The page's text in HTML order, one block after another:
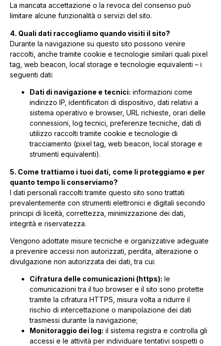
La mancata accettazione o la revoca del consenso può
limitare alcune funzionalità o servizi del sito.
4. Quali dati raccogliamo quando visiti il sito?
Durante la navigazione su questo sito possono venire
raccolti, anche tramite cookie e tecnologie similari quali pixel
tag, web beacon, local storage e tecnologie equivalenti – i
seguenti dati:
Dati di navigazione e tecnici: informazioni come
indirizzo IP, identificatori di dispositivo, dati relativi a
sistema operativo e browser, URL richieste, orari delle
connessioni, log tecnici, preferenze tecniche, dati di
utilizzo raccolti tramite cookie e tecnologie di
tracciamento (pixel tag, web beacon, local storage e
strumenti equivalenti).
5. Come trattiamo i tuoi dati, come li proteggiamo e per
quanto tempo li conserviamo?
I dati personali raccolti tramite questo sito sono trattati
prevalentemente con strumenti elettronici e digitali secondo
principi di liceità, correttezza, minimizzazione dei dati,
integrità e riservatezza.
Vengono adottate misure tecniche e organizzative adeguate
a prevenire accessi non autorizzati, perdita, alterazione o
divulgazione non autorizzata dei dati, tra cui:
Cifratura delle comunicazioni (https): le
comunicazioni tra il tuo browser e il sito sono protette
tramite la cifratura HTTPS, misura volta a ridurre il
rischio di intercettazione o manipolazione dei dati
trasmessi durante la navigazione;
Monitoraggio dei log: il sistema registra e controlla gli
accessi e le attività per individuare tentativi sospetti o